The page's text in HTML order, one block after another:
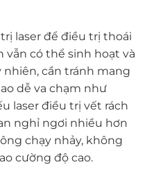
laser để điều trị thoái
vẫn có thể sinh hoạt và
cần tránh mang
dễ va chạm như
laser điều trị vết rách
nghỉ ngơi nhiều hơn
chạy nhảy, không
cường độ cao.